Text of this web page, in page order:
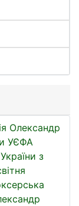
Олександр
УЄФА
з